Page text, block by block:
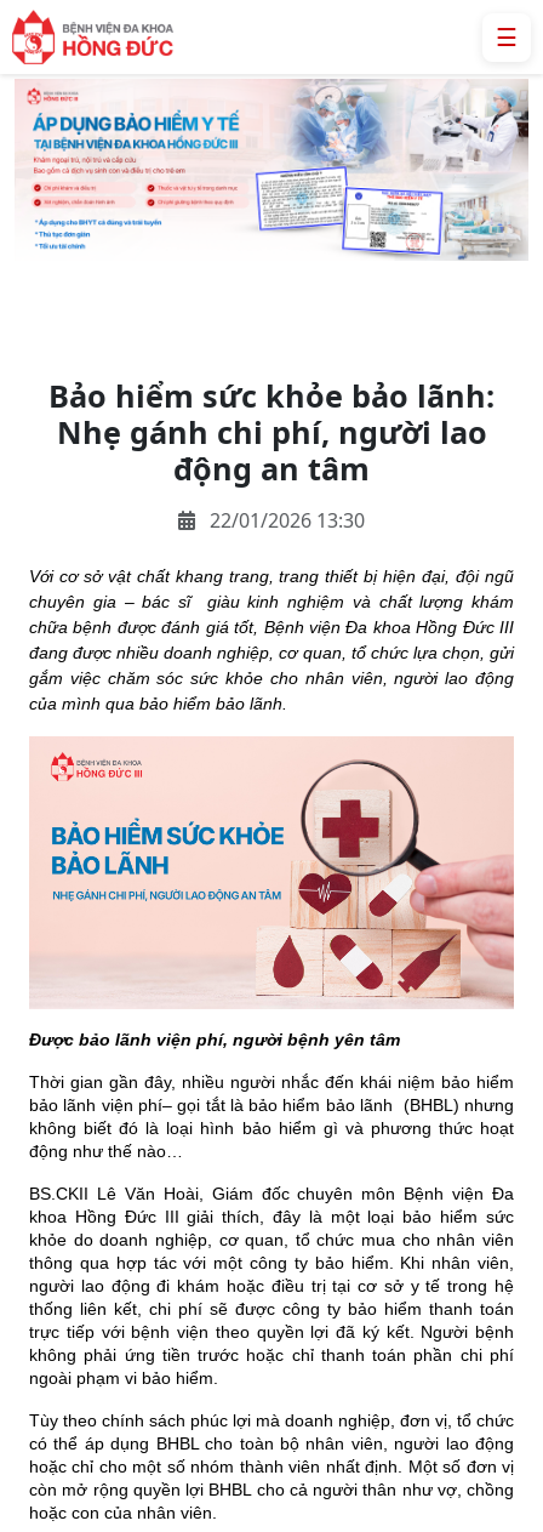
☰
Bảo hiểm sức khỏe bảo lãnh:
Nhẹ gánh chi phí, người lao
động an tâm
22/01/2026 13:30
Với cơ sở vật chất khang trang, trang thiết bị hiện đại, đội ngũ
chuyên gia – bác sĩ  giàu kinh nghiệm và chất lượng khám
chữa bệnh được đánh giá tốt, Bệnh viện Đa khoa Hồng Đức III
đang được nhiều doanh nghiệp, cơ quan, tổ chức lựa chọn, gửi
gắm việc chăm sóc sức khỏe cho nhân viên, người lao động
của mình qua bảo hiểm bảo lãnh.
Được bảo lãnh viện phí, người bệnh yên tâm
Thời gian gần đây, nhiều người nhắc đến khái niệm bảo hiểm
bảo lãnh viện phí– gọi tắt là bảo hiểm bảo lãnh  (BHBL) nhưng
không biết đó là loại hình bảo hiểm gì và phương thức hoạt
động như thế nào…
BS.CKII Lê Văn Hoài, Giám đốc chuyên môn Bệnh viện Đa
khoa Hồng Đức III giải thích, đây là một loại bảo hiểm sức
khỏe do doanh nghiệp, cơ quan, tổ chức mua cho nhân viên
thông qua hợp tác với một công ty bảo hiểm. Khi nhân viên,
người lao động đi khám hoặc điều trị tại cơ sở y tế trong hệ
thống liên kết, chi phí sẽ được công ty bảo hiểm thanh toán
trực tiếp với bệnh viện theo quyền lợi đã ký kết. Người bệnh
không phải ứng tiền trước hoặc chỉ thanh toán phần chi phí
ngoài phạm vi bảo hiểm.
Tùy theo chính sách phúc lợi mà doanh nghiệp, đơn vị, tổ chức
có thể áp dụng BHBL cho toàn bộ nhân viên, người lao động
hoặc chỉ cho một số nhóm thành viên nhất định. Một số đơn vị
còn mở rộng quyền lợi BHBL cho cả người thân như vợ, chồng
hoặc con của nhân viên.